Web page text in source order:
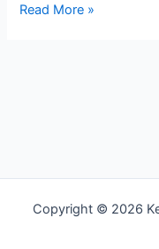
Kereta
Read More »
Copyright © 2026